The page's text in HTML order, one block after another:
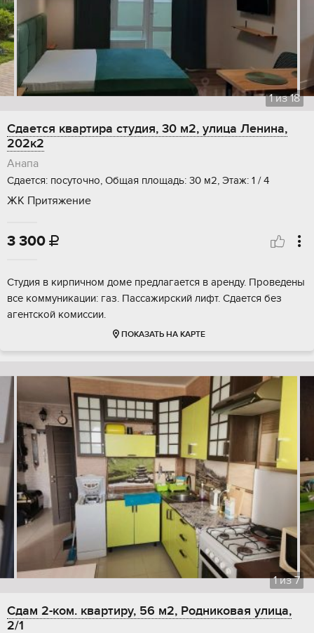
1из18
Сдается квартира студия, 30 м2, улица Ленина,
202к2
Анапа
Сдается: посуточно, Общая площадь: 30 м2, Этаж: 1 / 4
ЖК Притяжение
3 300 
Студия в кирпичном доме предлагается в аренду. Проведены
все коммуникации: газ. Пассажирский лифт. Сдается без
агентской комиссии.
ПОКАЗАТЬ НА КАРТЕ
1из7
Сдам 2-ком. квартиру, 56 м2, Родниковая улица,
2/1